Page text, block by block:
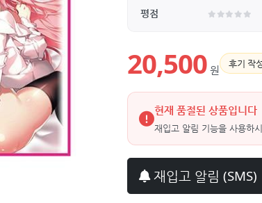
평점
20,500 원 후기 작
현재 품절된 상품입니다
재입고 알림 기능을 사용하
재입고 알림 (SMS)